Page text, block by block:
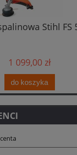
Stihl FS 55
1 099,00 zł
do koszyka